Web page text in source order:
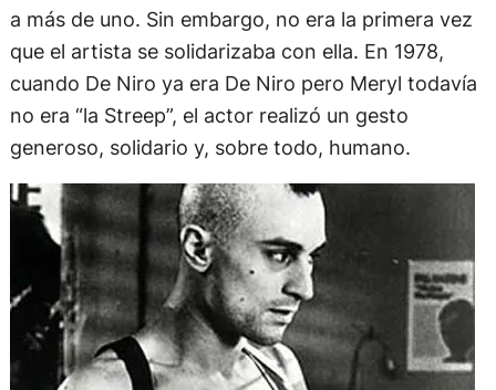
a más de uno. Sin embargo, no era la primera vez
que el artista se solidarizaba con ella. En 1978,
cuando De Niro ya era De Niro pero Meryl todavía
no era “la Streep”, el actor realizó un gesto
generoso, solidario y, sobre todo, humano.